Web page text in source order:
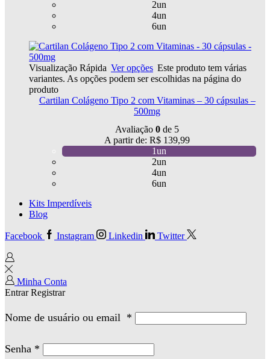
2un
4un
6un
Visualização Rápida Ver opções Este produto tem várias
variantes. As opções podem ser escolhidas na página do
produto
Cartilan Colágeno Tipo 2 com Vitaminas – 30 cápsulas –
500mg
Avaliação 0 de 5
A partir de: R$ 139,99
1un
2un
4un
6un
Kits Imperdíveis
Blog
Facebook Instagram Linkedin Twitter
Minha Conta
EntrarRegistrar
Nome de usuário ou email *
Senha *